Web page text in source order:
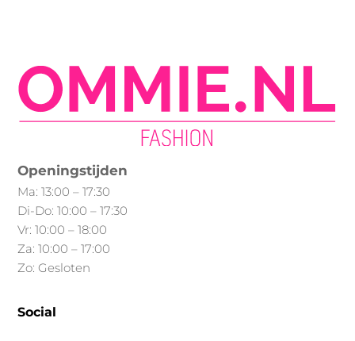
optie
kan
gekozen
de
productpagina
Openingstijden
Ma: 13:00 – 17:30
Di-Do: 10:00 – 17:30
Vr: 10:00 – 18:00
Za: 10:00 – 17:00
Zo: Gesloten
Social